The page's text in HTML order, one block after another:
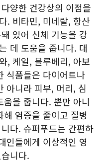
양한 건강상의 이점을
. 비타민, 미네랄, 항산
있어 신체 기능을 강
데 도움을 줍니다. 대
, 케일, 블루베리, 아보
식품들은 다이어트나
아니라 피부, 머리, 심
을 줍니다. 뿐만 아니
염증을 줄이고 질병
다. 슈퍼푸드는 간편하
인들에게 이상적인 영
니다.